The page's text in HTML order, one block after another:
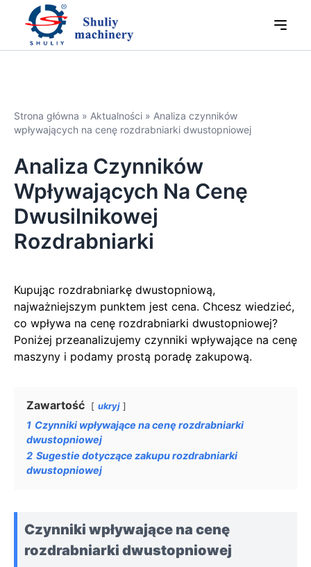
Strona główna » Aktualności » Analiza czynników
wpływających na cenę rozdrabniarki dwustopniowej
Analiza Czynników
Wpływających Na Cenę
Dwusilnikowej
Rozdrabniarki
Kupując rozdrabniarkę dwustopniową,
najważniejszym punktem jest cena. Chcesz wiedzieć,
co wpływa na cenę rozdrabniarki dwustopniowej?
Poniżej przeanalizujemy czynniki wpływające na cenę
maszyny i podamy prostą poradę zakupową.
Zawartość ukryj
1 Czynniki wpływające na cenę rozdrabniarki
dwustopniowej
2 Sugestie dotyczące zakupu rozdrabniarki
dwustopniowej
Czynniki wpływające na cenę
rozdrabniarki dwustopniowej